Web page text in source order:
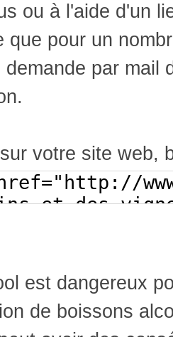
ou à l'aide d'un
que pour un
par mail
votre site web,
est dangereux
de boissons